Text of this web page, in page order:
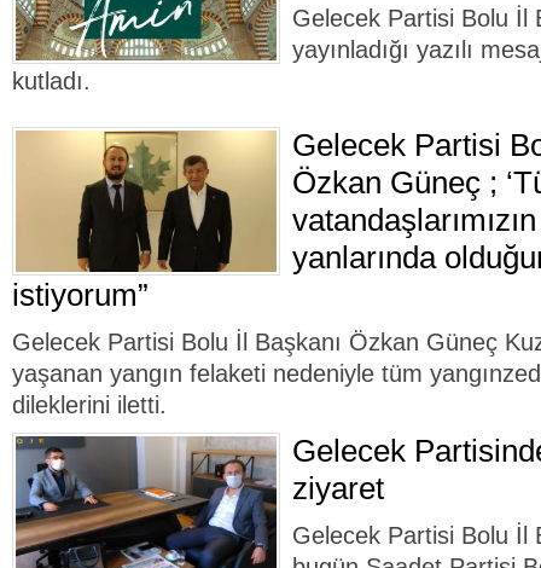
Gelecek Partisi Bolu İl
yayınladığı yazılı
kutladı.
Gelecek Partisi
Özkan Güneç ;
yanlarında
istiyorum”
Gelecek Partisi Bolu İl Başkanı Özkan Güneç
yaşanan yangın felaketi nedeniyle tüm
dileklerini iletti.
Gelecek
ziyaret
Gelecek Partisi Bolu İl